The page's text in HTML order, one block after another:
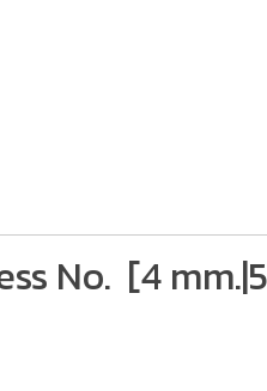
No. [4